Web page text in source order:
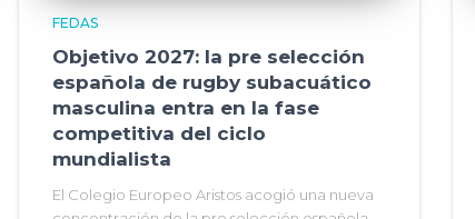
FEDAS
Objetivo 2027: la pre selección
española de rugby subacuático
masculina entra en la fase
competitiva del ciclo
mundialista
El Colegio Europeo Aristos acogió una nueva